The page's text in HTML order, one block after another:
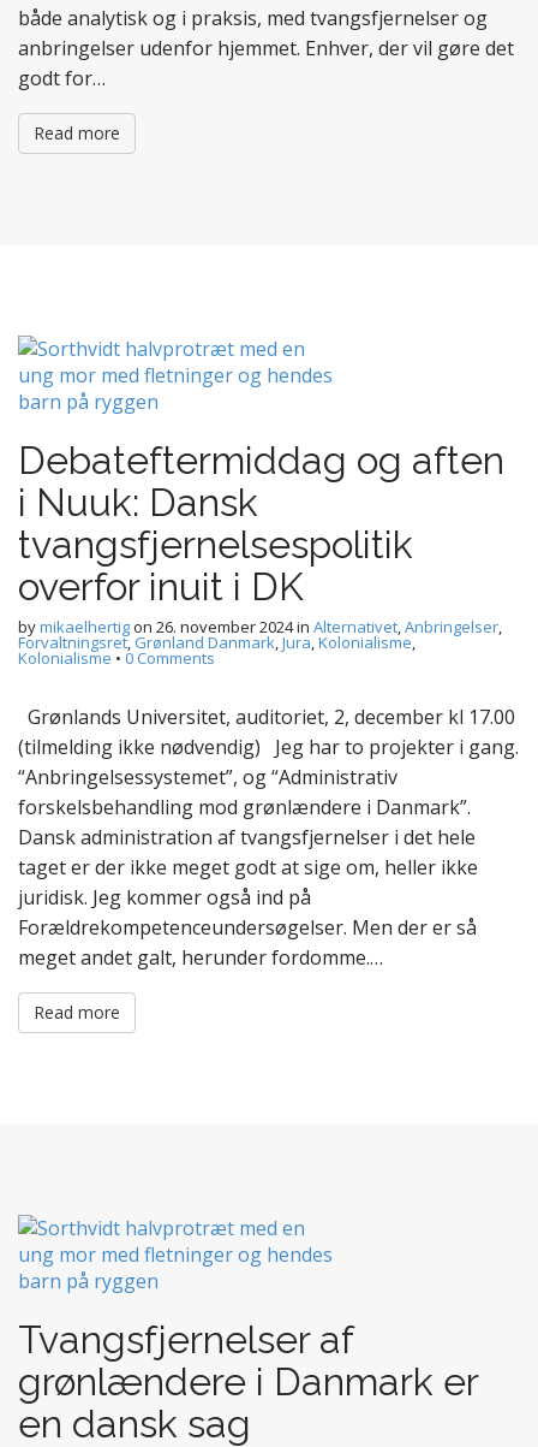
både analytisk og i praksis, med tvangsfjernelser og
anbringelser udenfor hjemmet. Enhver, der vil gøre det
godt for…
Read more
Debateftermiddag og aften
i Nuuk: Dansk
tvangsfjernelsespolitik
overfor inuit i DK
bymikaelhertigon 26. november 2024in Alternativet,Anbringelser,
Forvaltningsret, Grønland Danmark,Jura,Kolonialisme,
Kolonialisme • 0 Comments
Grønlands Universitet, auditoriet, 2, december kl 17.00
(tilmelding ikke nødvendig) Jeg har to projekter i gang.
“Anbringelsessystemet”, og “Administrativ
forskelsbehandling mod grønlændere i Danmark”.
Dansk administration af tvangsfjernelser i det hele
taget er der ikke meget godt at sige om, heller ikke
juridisk. Jeg kommer også ind på
Forældrekompetenceundersøgelser. Men der er så
meget andet galt, herunder fordomme.…
Read more
Tvangsfjernelser af
grønlændere i Danmark er
en dansk sag